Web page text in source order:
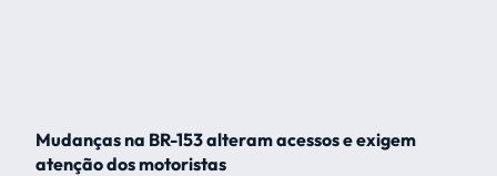
Mudanças na BR-153 alteram acessos e exigem
atenção dos motoristas